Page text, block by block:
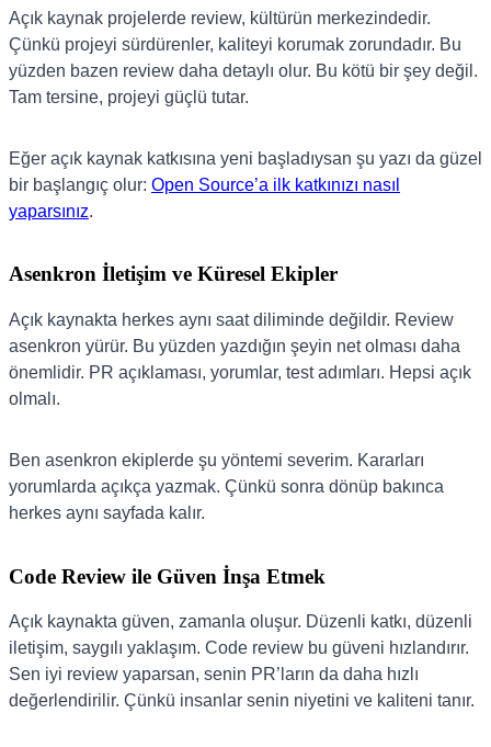
Açık kaynak projelerde review, kültürün merkezindedir.
Çünkü projeyi sürdürenler, kaliteyi korumak zorundadır. Bu
yüzden bazen review daha detaylı olur. Bu kötü bir şey değil.
Tam tersine, projeyi güçlü tutar.
Eğer açık kaynak katkısına yeni başladıysan şu yazı da güzel
bir başlangıç olur: Open Source’a ilk katkınızı nasıl
yaparsınız.
Asenkron İletişim ve Küresel Ekipler
Açık kaynakta herkes aynı saat diliminde değildir. Review
asenkron yürür. Bu yüzden yazdığın şeyin net olması daha
önemlidir. PR açıklaması, yorumlar, test adımları. Hepsi açık
olmalı.
Ben asenkron ekiplerde şu yöntemi severim. Kararları
yorumlarda açıkça yazmak. Çünkü sonra dönüp bakınca
herkes aynı sayfada kalır.
Code Review ile Güven İnşa Etmek
Açık kaynakta güven, zamanla oluşur. Düzenli katkı, düzenli
iletişim, saygılı yaklaşım. Code review bu güveni hızlandırır.
Sen iyi review yaparsan, senin PR’ların da daha hızlı
değerlendirilir. Çünkü insanlar senin niyetini ve kaliteni tanır.